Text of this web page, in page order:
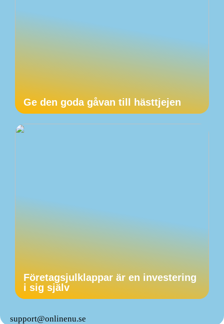
Ge den goda gåvan till hästtjejen
Företagsjulklappar är en investering
i sig själv
support@onlinenu.se